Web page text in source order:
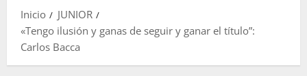
Inicio
JUNIOR
«Tengo ilusión y ganas de seguir y ganar el título”:
Carlos Bacca